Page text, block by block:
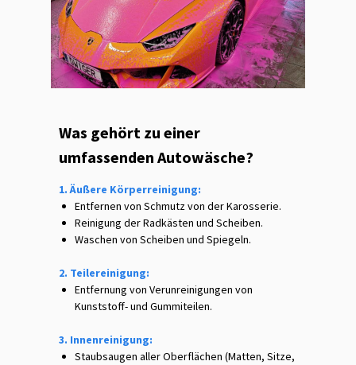
Was gehört zu einer
umfassenden Autowäsche?
1. Äußere Körperreinigung:
Entfernen von Schmutz von der Karosserie.
Reinigung der Radkästen und Scheiben.
Waschen von Scheiben und Spiegeln.
2. Teilereinigung:
Entfernung von Verunreinigungen von
Kunststoff- und Gummiteilen.
3. Innenreinigung:
Staubsaugen aller Oberflächen (Matten, Sitze,